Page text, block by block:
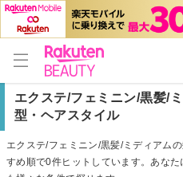
エクステ/フェミニン/黒髪/
型・ヘアスタイル
エクステ/フェミニン/黒髪/ミディアム
すめ順で0件ヒットしています。あな